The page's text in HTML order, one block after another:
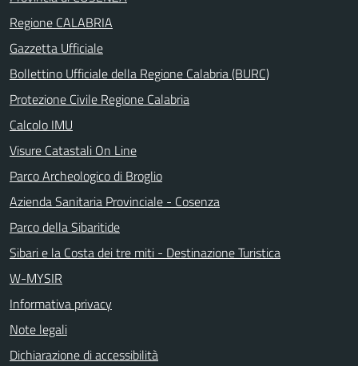
Regione CALABRIA
Gazzetta Ufficiale
Bollettino Ufficiale della Regione Calabria (BURC)
Protezione Civile Regione Calabria
Calcolo IMU
Visure Catastali On Line
Parco Archeologico di Broglio
Azienda Sanitaria Provinciale - Cosenza
Parco della Sibaritide
Sibari e la Costa dei tre miti - Destinazione Turistica
W-MYSIR
Informativa privacy
Note legali
Dichiarazione di accessibilità